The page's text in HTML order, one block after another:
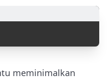
meminimalkan